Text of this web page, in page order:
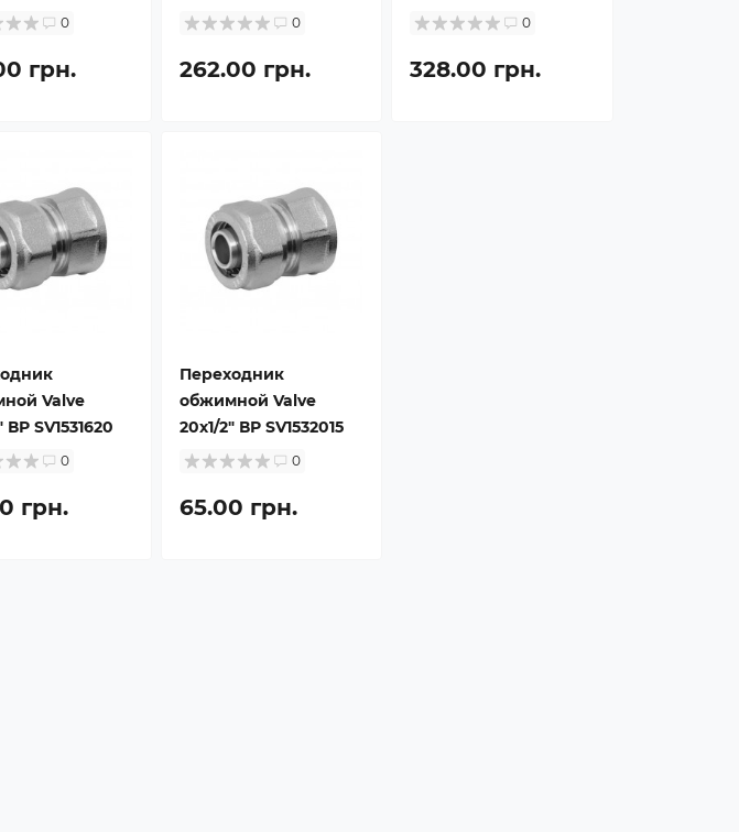
0
грн.
0
262.00 грн.
0
328.00 грн.
Valve
ВР SV1531620
0
грн.
Переходник
обжимной Valve
20х1/2" ВР SV1532015
0
65.00 грн.